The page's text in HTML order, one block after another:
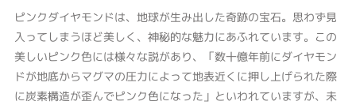
ピンクダイヤモンドは、地球が生み出した奇跡の宝石。思わず見
入ってしまうほど美しく、神秘的な魅力にあふれています。この
美しいピンク色には様々な説があり、「数十億年前にダイヤモン
ドが地底からマグマの圧力によって地表近くに押し上げられた際
に炭素構造が歪んでピンク色になった」といわれていますが、未